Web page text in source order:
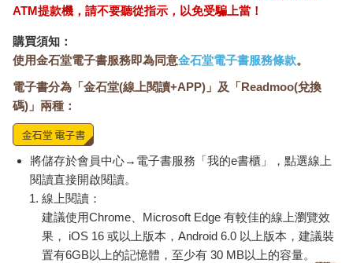
ATM提款機，請不要聽從指示，以免受騙上當！
購買須知：
使用金石堂電子書服務即為同意金石堂電子書服務條款。
電子書分為「金石堂(線上閱讀+APP)」及「Readmoo(兌換
碼)」兩種：
將儲存於會員中心→電子書服務「我的e書櫃」，點選線上
閱讀直接開啟閱讀。
線上閱讀：
建議使用Chrome、Microsoft Edge 有較佳的線上瀏覽效
果， iOS 16 或以上版本，Android 6.0 以上版本，建議裝
置有6GB以上的記憶體，至少有 30 MB以上的容量。